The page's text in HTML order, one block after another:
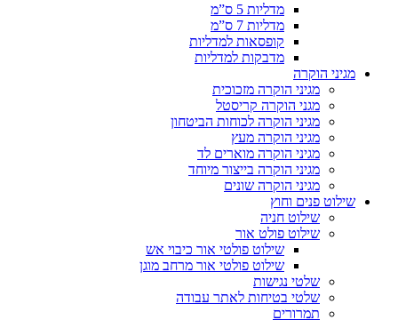
מדליות 5 ס”מ
מדליות 7 ס”מ
קופסאות למדליות
מדבקות למדליות
מגיני הוקרה
מגיני הוקרה מזכוכית
מגני הוקרה קריסטל
מגיני הוקרה לכוחות הביטחון
מגיני הוקרה מעץ
מגיני הוקרה מוארים לד
מגיני הוקרה בייצור מיוחד
מגיני הוקרה שונים
שילוט פנים וחוץ
שילוט חניה
שילוט פולט אור
שילוט פולטי אור כיבוי אש
שילוט פולטי אור מרחב מוגן
שלטי נגישות
שלטי בטיחות לאתר עבודה
תמרורים